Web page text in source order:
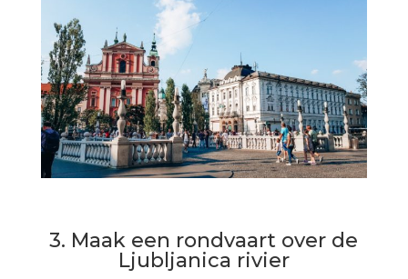
3. Maak een rondvaart over de
Ljubljanica rivier